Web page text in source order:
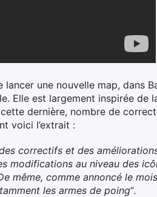
une nouvelle map, dans
Elle est largement inspirée de
dernière, nombre de
voici l’extrait :
correctifs et des
modifications au niveau des
même, comme annoncé le
les armes de poing“.